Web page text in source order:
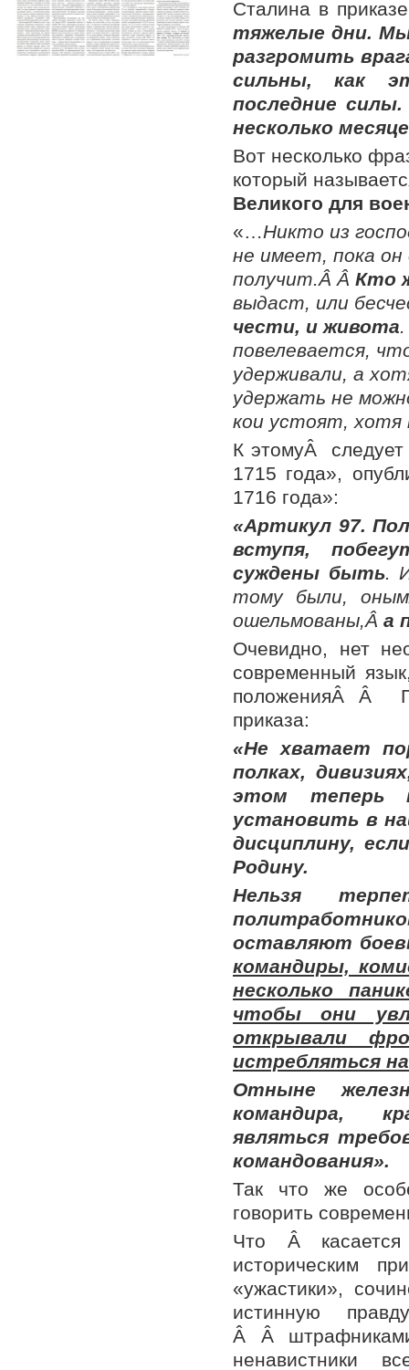
Сталина в
тяжелые дни.
разгромить
сильны, как
последние
несколько
Вот несколько
который
Великого для
«…Никто из
не имеет, пока он
получит.Â Â Кто
выдаст, или
чести, и живота
повелевается,
удерживали, а
удержать не
кои устоят, хотя
К этомуÂ следует
1715 года»,
1716 года»:
«Артикул 97.
вступя,
суждены быть.
тому были,
ошельмованы,Â а
Очевидно, нет
современный
положенияÂ Â
приказа:
«Не хватает
полках,
этом теперь
установить в
дисциплину,
Родину.
Нельзя
оставляют
командиры,
несколько
чтобы они
открывали
истребляться
Отныне
командира,
являться
командования».
Так что же
говорить
Что Â
историческим
«ужастики»,
истинную
Â Â
ненавистники